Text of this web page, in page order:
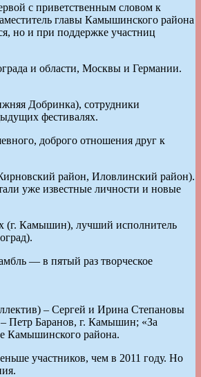
с приветственным словом к
главы Камышинского района
но и при поддержке участниц
и области, Москвы и Германии.
Добринка), сотрудники
фестивалях.
доброго отношения друг к
район, Иловлинский район).
уже известные личности и новые
(г. Камышин), лучший исполнитель
― в пятый раз творческое
– Сергей и Ирина Степановы
Петр Баранов, г. Камышин; «За
Камышинского района.
участников, чем в 2011 году. Но